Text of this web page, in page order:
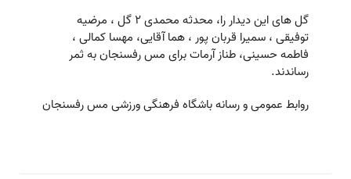
گل های این دیدار را، محدثه محمدی ۲ گل ، مرضیه
توفیقی ، سمیرا قربان پور ، هما آقایی، مهسا کمالی ،
فاطمه حسینی، طناز آرمات برای مس رفسنجان به ثمر
رساندند.
روابط عمومی و رسانه باشگاه فرهنگی ورزشی مس رفسنجان